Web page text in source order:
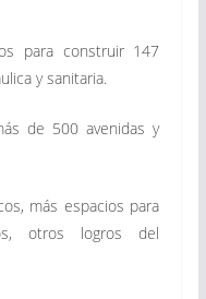
para construir 147
y sanitaria.
de 500 avenidas y
más espacios para
otros logros del